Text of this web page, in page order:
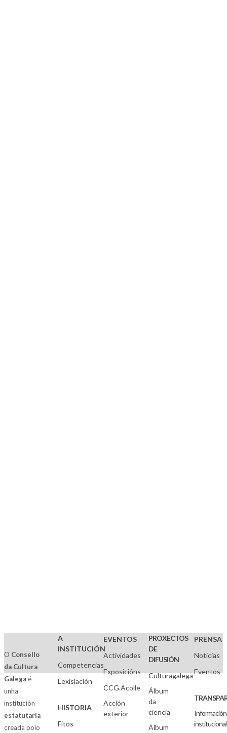
O Consello
da Cultura
Galegaé
unha
institución
estatutaria
creada polo
A
INSTITUCIÓN
Competencias
Lexislación
HISTORIA
Fitos
EVENTOS
Actividades
Exposicións
CCG.Acolle
Acción
exterior
PROXECTOS
DE
DIFUSIÓN
Culturagalega
Álbum
da
ciencia
Álbum
PRENSA
Noticias
Eventos
Información
institucional